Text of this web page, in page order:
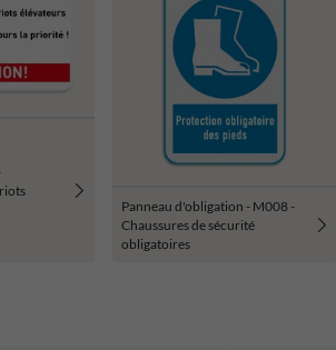
Panneau d'obligation - M008 -
Chaussures de sécurité
obligatoires